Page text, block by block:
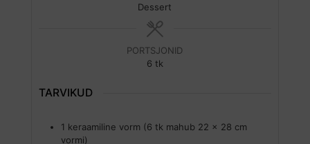
Dessert
PORTSJONID
6 tk
TARVIKUD
1 keraamiline vorm (6 tk mahub 22 x 28 cm
vormi)